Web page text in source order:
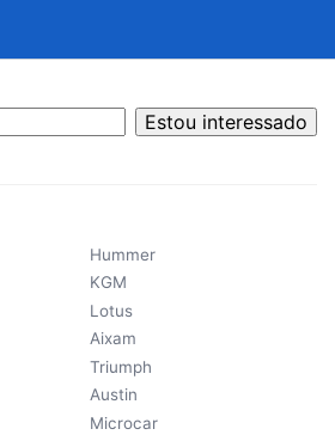
Estou interessado
Hummer
KGM
Lotus
Aixam
Triumph
Austin
Microcar